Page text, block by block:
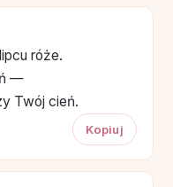
róże.
—
Twój cień.
Kopiuj